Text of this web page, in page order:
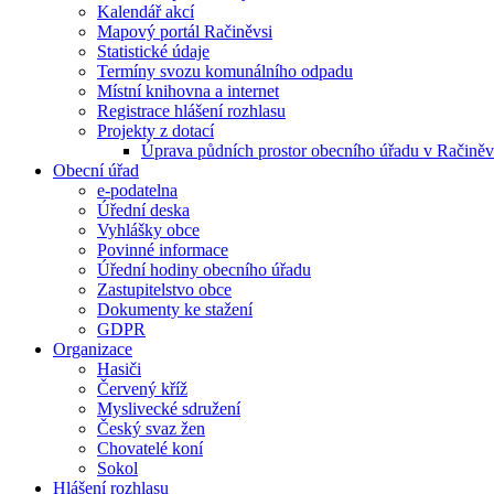
Kalendář akcí
Mapový portál Račiněvsi
Statistické údaje
Termíny svozu komunálního odpadu
Místní knihovna a internet
Registrace hlášení rozhlasu
Projekty z dotací
Úprava půdních prostor obecního úřadu v
Obecní úřad
e-podatelna
Úřední deska
Vyhlášky obce
Povinné informace
Úřední hodiny obecního úřadu
Zastupitelstvo obce
Dokumenty ke stažení
GDPR
Organizace
Hasiči
Červený kříž
Myslivecké sdružení
Český svaz žen
Chovatelé koní
Sokol
Hlášení rozhlasu